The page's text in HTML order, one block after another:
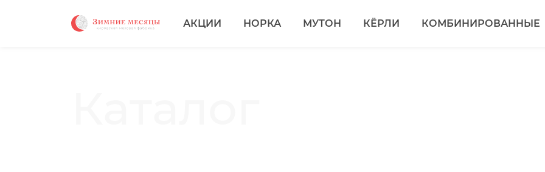
АКЦИИ НОРКА МУТОН КЁРЛИ КОМБИНИРОВАННЫЕ